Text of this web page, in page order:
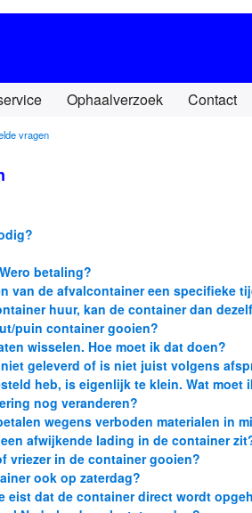
Ophaalverzoek Contact
vragen
betaling?
van de afvalcontainer een specifieke
huur, kan de container dan
puin container gooien?
wisselen. Hoe moet ik dat doen?
geleverd of is niet juist volgens
heb, is eigenlijk te klein. Wat moet
nog veranderen?
wegens verboden materialen in
afwijkende lading in de container
vriezer in de container gooien?
ook op zaterdag?
eist dat de container direct wordt